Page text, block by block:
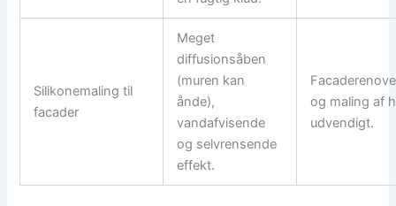
Silikonemaling til
facader
Meget
diffusionsåben
(muren kan
ånde),
vandafvisende
og selvrensende
effekt.
og maling af
udvendigt.